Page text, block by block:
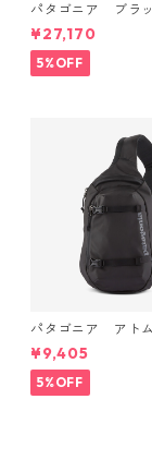
パタゴニア ブラ
ル・ミニ・MLC
Black) Patagonia Black Hole
® Mini MLC® 30L
品 製品番号
¥27,170
5%OFF
パタゴニア アト
グ 8L (カラー Black)
nia Atom Sling
正規品 製品番号
¥9,405
5%OFF